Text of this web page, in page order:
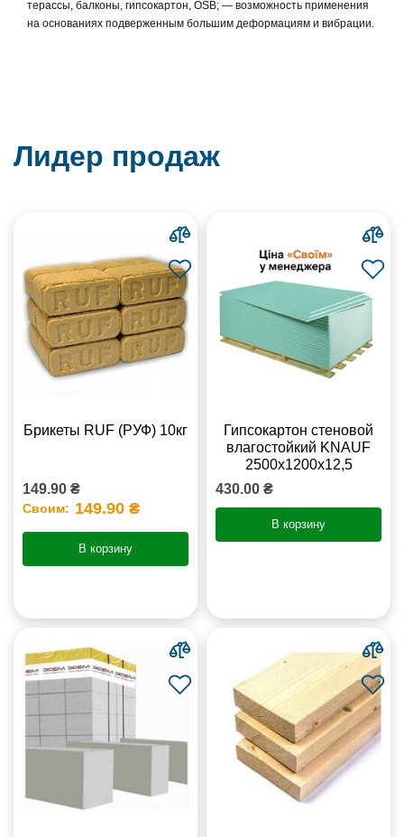
терассы, балконы, гипсокартон, OSB; — возможность применения
на основаниях подверженным большим деформациям и вибрации.
Лидер продаж
Брикеты RUF (РУФ) 10кг
149.90 ₴
Своим: 149.90 ₴
В корзину
Гипсокартон стеновой
влагостойкий KNAUF
2500х1200х12,5
430.00 ₴
В корзину